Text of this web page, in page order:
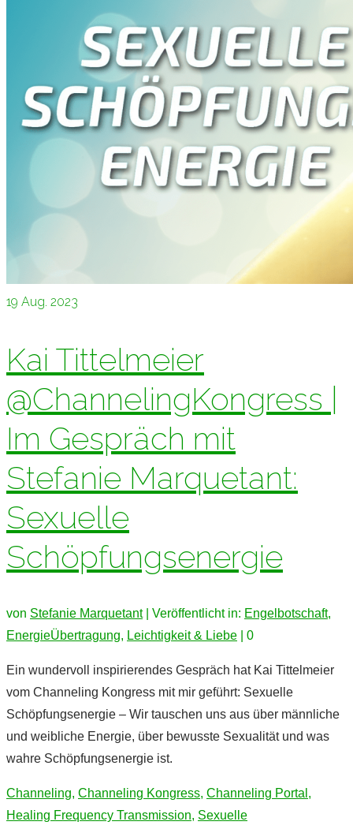
19 Aug. 2023
Kai Tittelmeier
@ChannelingKongress |
Im Gespräch mit
Stefanie Marquetant:
Sexuelle
Schöpfungsenergie
von Stefanie Marquetant| Veröffentlicht in: Engelbotschaft,
EnergieÜbertragung, Leichtigkeit & Liebe 0
Ein wundervoll inspirierendes Gespräch hat Kai Tittelmeier
vom Channeling Kongress mit mir geführt: Sexuelle
Schöpfungsenergie – Wir tauschen uns aus über männliche
und weibliche Energie, über bewusste Sexualität und was
wahre Schöpfungsenergie ist.
Channeling, Channeling Kongress, Channeling Portal ,
Healing Frequency Transmission, Sexuelle